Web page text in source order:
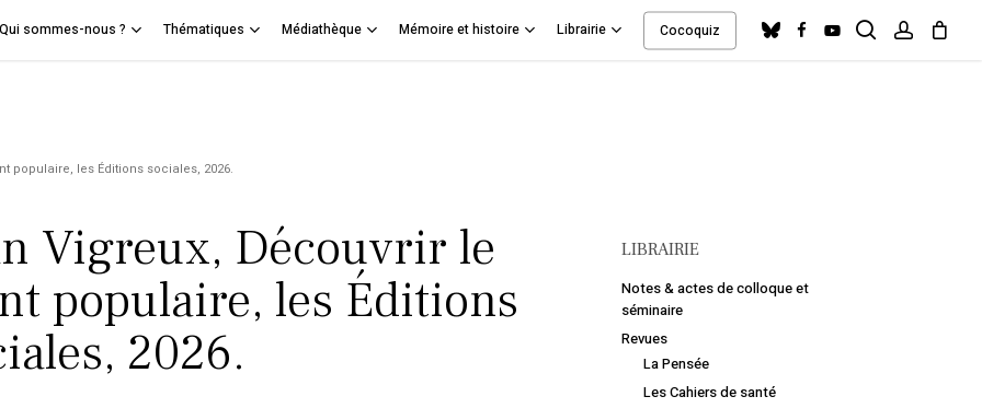
Qui sommes-nous ? Thématiques Médiathèque Mémoire et histoire Librairie Cocoquiz blueskyfacebookyoutube searchaccount
populaire, les Éditions sociales, 2026.
Vigreux, Découvrir le
populaire, les Éditions
2026.
LIBRAIRIE
Notes & actes de colloque et
séminaire
Revues
La Pensée
Les Cahiers de santé